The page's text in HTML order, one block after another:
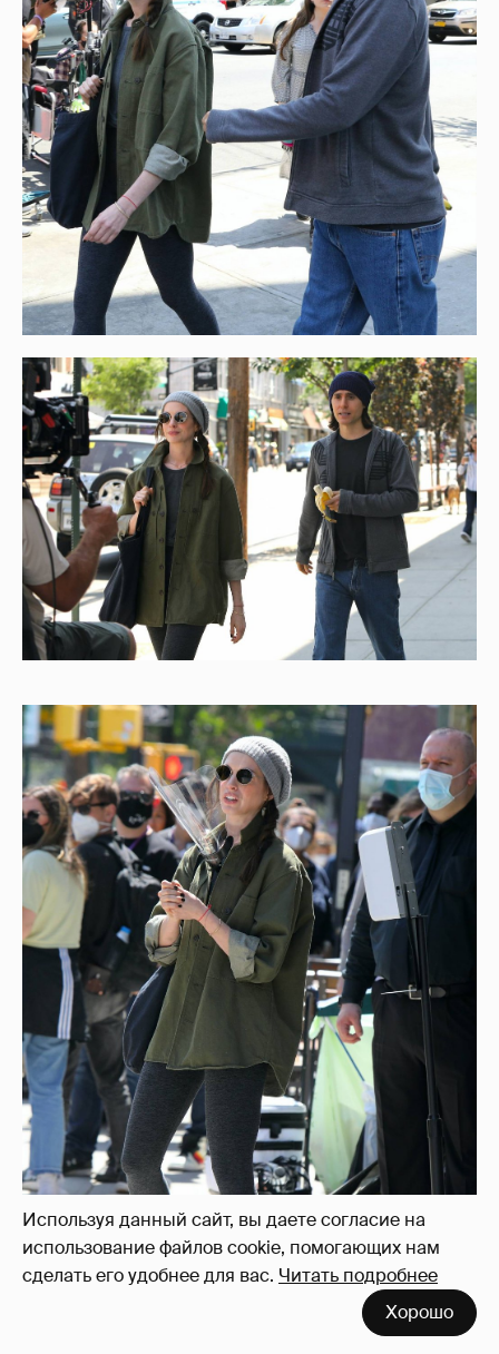
Используя данный сайт, вы даете согласие на
использование файлов cookie, помогающих нам
сделать его удобнее для вас. Читать подробнее
Хорошо